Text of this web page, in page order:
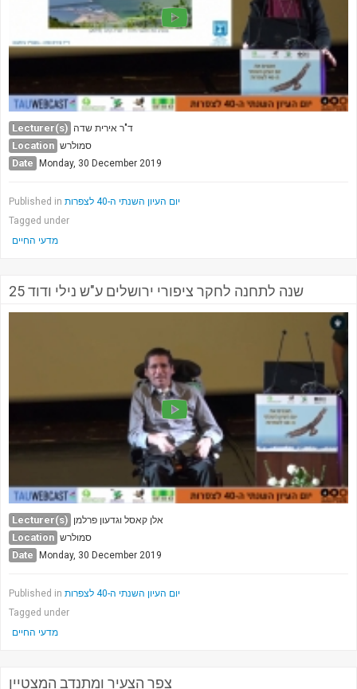
Lecturer(s) ד"ר אירית שדה
Location סמולרש
Date Monday, 30 December 2019
Published in
יום העיון השנתי ה-40 לצפרות
Tagged under
מדעי החיים
25 שנה לתחנה לחקר ציפורי ירושלים ע"ש נילי ודוד
Lecturer(s) אלן קאסל וגדעון פרלמן
Location סמולרש
Date Monday, 30 December 2019
Published in
יום העיון השנתי ה-40 לצפרות
Tagged under
מדעי החיים
צפר הצעיר ומתנדב המצטיין